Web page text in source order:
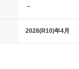
－
2028(R10)年4月